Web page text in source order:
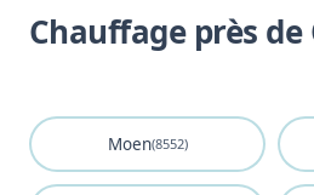
Chauffage près de
Moen(8552)